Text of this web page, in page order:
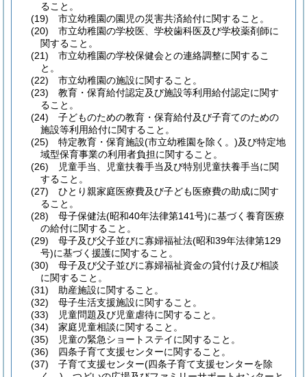
ること。
(19)
市立幼稚園の園児の災害共済給付に関すること。
(20)
市立幼稚園の学校医、学校歯科医及び学校薬剤師に
関すること。
(21)
市立幼稚園の学校保健会との連絡調整に関するこ
と。
(22)
市立幼稚園の施設に関すること。
(23)
教育・保育給付認定及び施設等利用給付認定に関す
ること。
(24)
子どものための教育・保育給付及び子育てのための
施設等利用給付に関すること。
(25)
特定教育・保育施設(市立幼稚園を除く。)及び特定地
域型保育事業の利用者負担に関すること。
(26)
児童手当、児童扶養手当及び特別児童扶養手当に関
すること。
(27)
ひとり親家庭医療費及び子ども医療費の助成に関す
ること。
(28)
母子保健法(昭和40年法律第141号)に基づく養育医療
の給付に関すること。
(29)
母子及び父子並びに寡婦福祉法(昭和39年法律第129
号)に基づく援護に関すること。
(30)
母子及び父子並びに寡婦福祉資金の貸付け及び相談
に関すること。
(31)
助産施設に関すること。
(32)
母子生活支援施設に関すること。
(33)
児童問題及び児童虐待に関すること。
(34)
家庭児童相談に関すること。
(35)
児童の緊急ショートステイに関すること。
(36)
四条子育て支援センターに関すること。
(37)
子育て支援センター(四条子育て支援センターを除